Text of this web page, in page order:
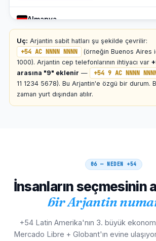
Almanya
00 54 9 AC NNNN NNNN
Fransa
00 54 9 AC NNNN NNNN
Brezilya
00 54 9 AC NNNN NNNN
Şili
00 54 9 AC NNNN NNNN
Paraguay
Uç: Arjantin sabit hatları şu şekilde çevrilir:
+54 AC NNNN NNNN
(örneğin Buenos Aires
1000). Arjantin cep telefonlarının ihtiyacı var
arasına "9" eklenir — +54 9 AC NNNN
11 1234 5678). Bu Arjantin'e özgü bir durum.
zaman yurt dışından atılır.
06 — NEDEN +54
İnsanların seçmesinin
bir Arjantin
+54 Latin Amerika'nın 3. büyük
Mercado Libre + Globant'ın evine